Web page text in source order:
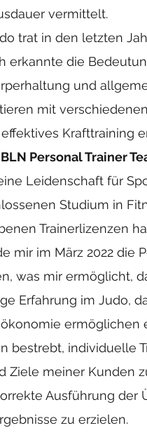
vermittelt.
trat in den letzten
erkannte die
und
mit
Krafttraining
BLN Personal Trainer
Leidenschaft für
Studium in
Trainerlizenzen
mir im März 2022 die
was mir ermöglicht,
Erfahrung im Judo,
ermöglichen
bestrebt, individuelle
Ziele meiner Kunden
Ausführung der
zu erzielen.